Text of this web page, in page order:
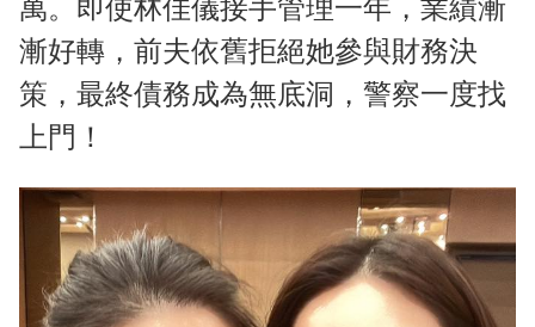
萬。即使林佳儀接手管理一年，業績漸
漸好轉，前夫依舊拒絕她參與財務決
策，最終債務成為無底洞，警察一度找
上門！